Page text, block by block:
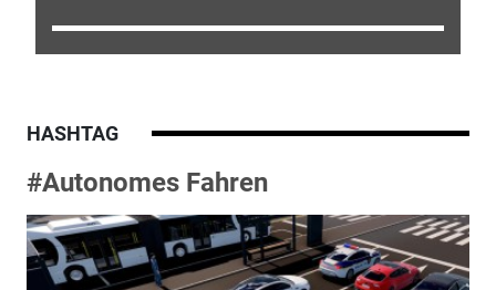
HASHTAG
#Autonomes Fahren